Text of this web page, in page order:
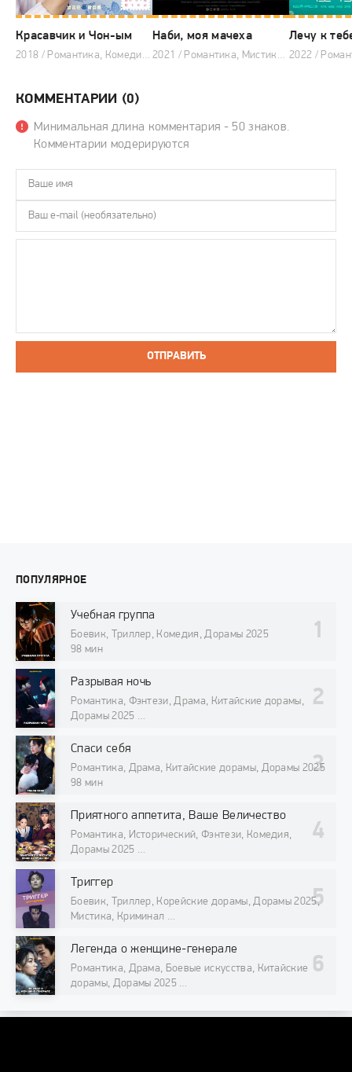
Красавчик и Чон-ым
2018 / Романтика, Комедия, Драма, Корейские дорамы
Наби, моя мачеха
2021 / Романтика, Мистика, Триллер, Драма, Тайские дорамы
КОММЕНТАРИИ (0)
Минимальная длина комментария - 50 знаков.
Комментарии модерируются
ОТПРАВИТЬ
ПОПУЛЯРНОЕ
Учебная группа
Боевик, Триллер, Комедия, Дорамы 2025
98 мин
Разрывая ночь
Романтика, Фэнтези, Драма, Китайские дорамы,
Дорамы 2025
Спаси себя
Романтика, Драма, Китайские дорамы, Дорамы 2025
98 мин
Приятного аппетита, Ваше Величество
Романтика, Исторический, Фэнтези, Комедия,
Дорамы 2025
Триггер
Боевик, Триллер, Корейские дорамы, Дорамы 2025,
Мистика, Криминал
Легенда о женщине-генерале
Романтика, Драма, Боевые искусства, Китайские
дорамы, Дорамы 2025